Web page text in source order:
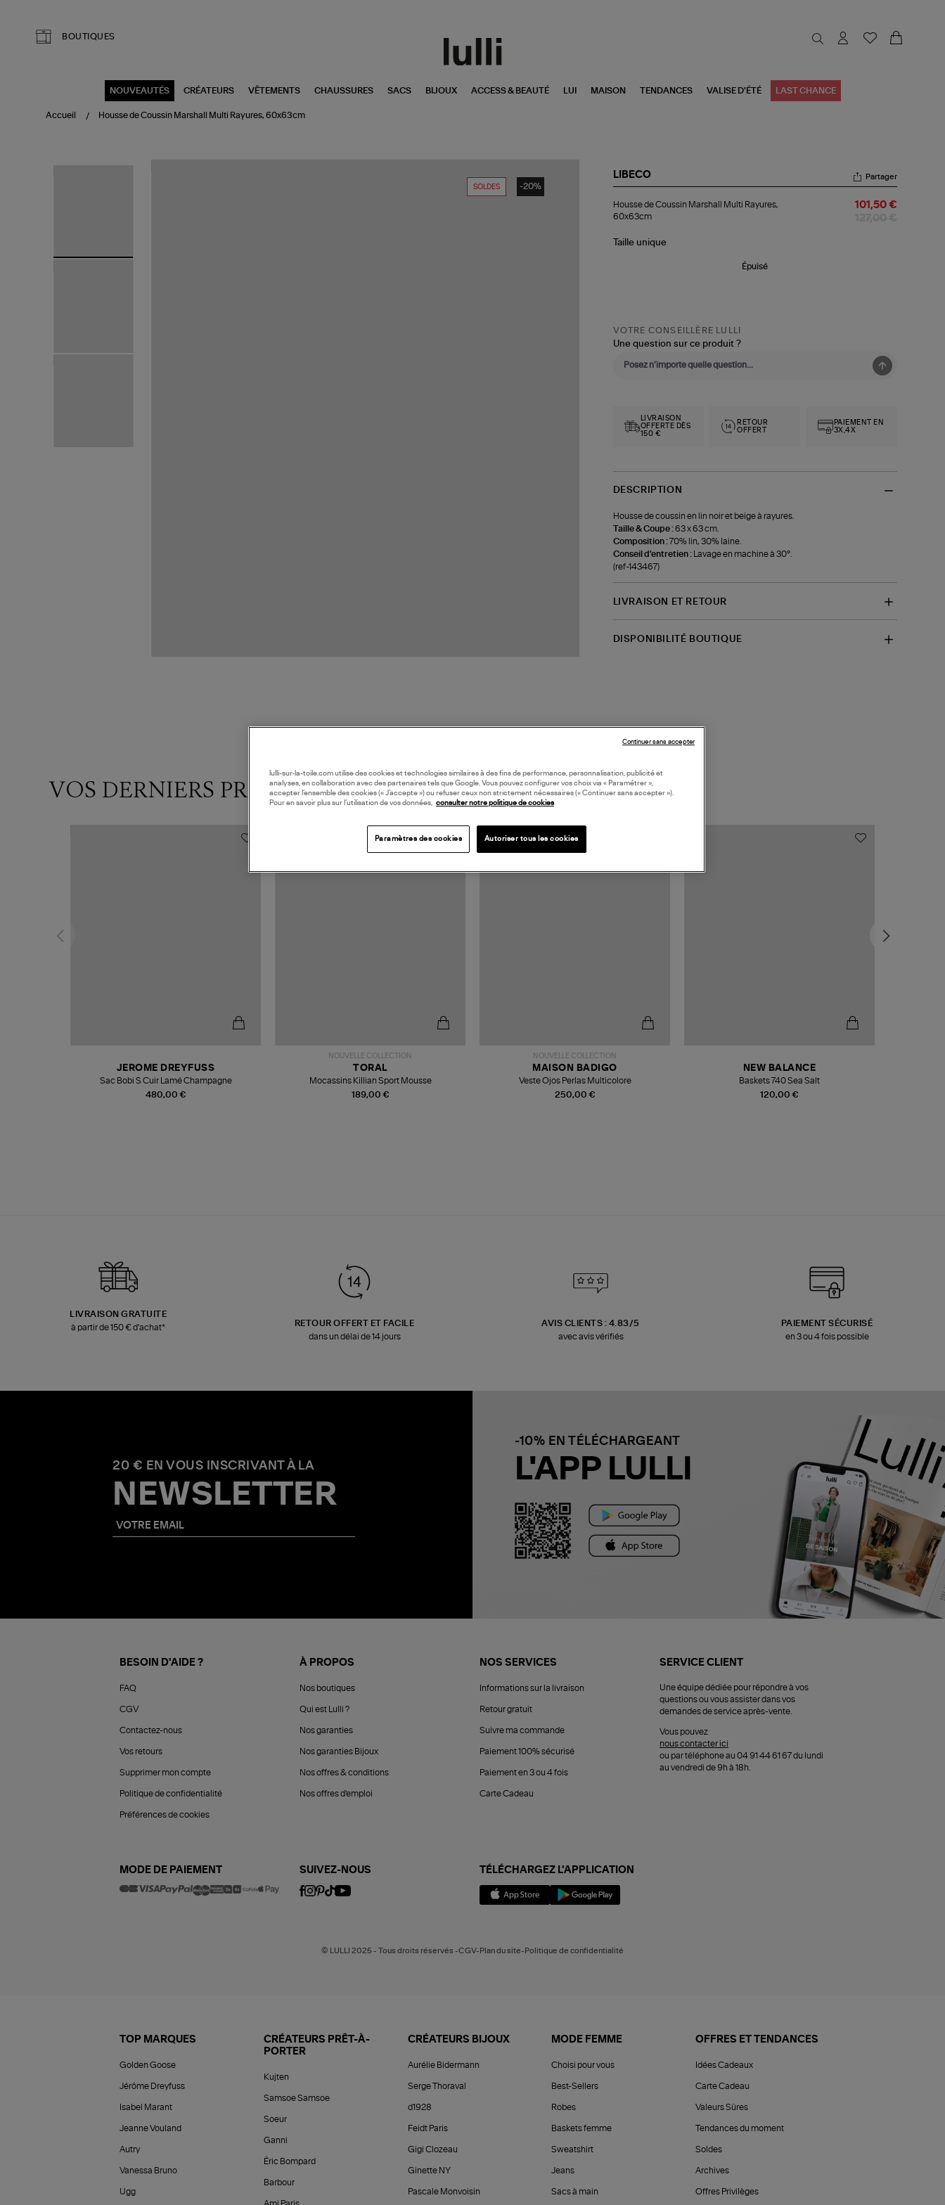
BOUTIQUES
NOUVEAUTÉS CRÉATEURS VÊTEMENTS CHAUSSURES SACS BIJOUX ACCESS & BEAUTÉ LUI MAISON TENDANCES VALISE D'ÉTÉ LAST CHANCE
Accueil Housse de Coussin Marshall Multi Rayures, 60x63cm
SOLDES -20%
LIBECO
de
Coussin
Multi
Partager
Housse de Coussin Marshall Multi Rayures,
60x63cm
101,50 €
Taille unique
Épuisé
VOTRE CONSEILLÈRE LULLI
Une question sur ce produit ?
LIVRAISON
OFFERTE DÈS
150 €
RETOUR
OFFERT
PAIEMENT EN
3X,4X
DESCRIPTION
Housse de coussin en lin noir et beige à rayures.
Taille & Coupe :63 x 63 cm.
Composition :70% lin, 30% laine.
Conseil d'entretien :
Lavage en machine à 30°.
(ref-143467)
LIVRAISON ET RETOUR
DISPONIBILITÉ BOUTIQUE
VOS DERNIERS PRODUITS VUS
480,00 €
JEROME DREYFUSS
Sac Bobi S Cuir Lamé Champagne
NOUVELLE COLLECTION
189,00 €
TORAL
Mocassins Killian Sport Mousse
NOUVELLE COLLECTION
250,00 €
MAISON BADIGO
Veste Ojos Perlas Multicolore
120,00 €
NEW BALANCE
Baskets 740 Sea Salt
LIVRAISON GRATUITE
à partir de 150 € d'achat*
RETOUR OFFERT ET FACILE
dans un délai de 14 jours
AVIS CLIENTS : 4.83/5
avec avis vérifiés
PAIEMENT SÉCURISÉ
en 3 ou 4 fois possible
20 € EN VOUS INSCRIVANT À LA
NEWSLETTER
-10% EN TÉLÉCHARGEANT
L'APP LULLI
BESOIN D'AIDE ?
FAQ
CGV
Contactez-nous
Vos retours
Supprimer mon compte
Politique de confidentialité
Préférences de cookies
À PROPOS
Nos boutiques
Qui est Lulli ?
Nos garanties
Nos garanties Bijoux
Nos offres & conditions
Nos offres d'emploi
NOS SERVICES
Informations sur la livraison
Retour gratuit
Suivre ma commande
Paiement 100% sécurisé
Paiement en 3 ou 4 fois
Carte Cadeau
SERVICE CLIENT
Une équipe dédiée pour répondre à vos
questions ou vous assister dans vos
demandes de service après-vente.
Vous pouvez
nous contacter ici
ou par téléphone au 04 91 44 61 67 du lundi
au vendredi de 9h à 18h.
MODE DE PAIEMENT SUIVEZ-NOUS TÉLÉCHARGEZ L'APPLICATION
© LULLI 2025 - Tous droits réservés -CGV-Plan du site-Politique de confidentialité
TOP MARQUES
Golden Goose
Jérôme Dreyfuss
Isabel Marant
Jeanne Vouland
Autry
Vanessa Bruno
Ugg
CRÉATEURS PRÊT-À-
PORTER
Kujten
Samsoe Samsoe
Soeur
Ganni
Éric Bompard
Barbour
CRÉATEURS BIJOUX
Aurélie Bidermann
Serge Thoraval
d1928
Feidt Paris
Gigi Clozeau
Ginette NY
Pascale Monvoisin
MODE FEMME
Choisi pour vous
Best-Sellers
Robes
Baskets femme
Sweatshirt
Jeans
Sacs à main
OFFRES ET TENDANCES
Idées Cadeaux
Carte Cadeau
Valeurs Sûres
Tendances du moment
Soldes
Archives
Offres Privilèges
lulli-sur-la-toile.com utilise des cookies et technologies similaires à des fins de performance, personnalisation, publicité et
analyses, en collaboration avec des partenaires tels que Google. Vous pouvez configurer vos choix via « Paramétrer »,
accepter l’ensemble des cookies (« J’accepte ») ou refuser ceux non strictement nécessaires (« Continuer sans accepter »).
Pour en savoir plus sur l’utilisation de vos données,
consulter notre politique de cookies
Paramètres des cookies Autoriser tous les cookies
Continuer sans accepter